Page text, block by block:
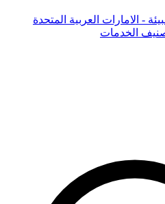
- الامارات العربية المتحدة
الخدمات